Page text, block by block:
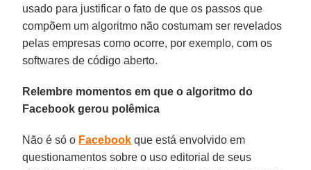
usado para justificar o fato de que os passos que
compõem um algoritmo não costumam ser revelados
pelas empresas como ocorre, por exemplo, com os
softwares de código aberto.
Relembre momentos em que o algoritmo do
Facebook gerou polêmica
Não é só o Facebook que está envolvido em
questionamentos sobre o uso editorial de seus